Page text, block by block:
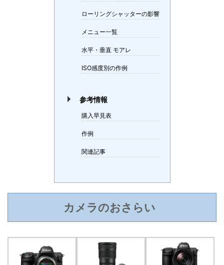
ローリングシャッターの影響
メニュー一覧
水平・垂直 モアレ
ISO感度別の作例
参考情報
購入早見表
作例
関連記事
カメラのおさらい